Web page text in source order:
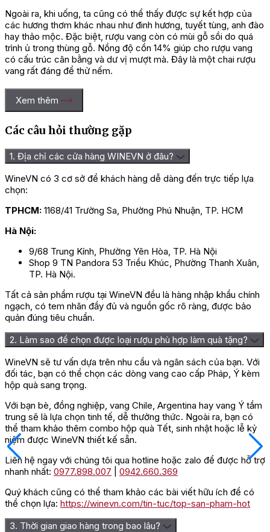
Ngoài ra, khi uống, ta cũng có thể thấy được sự kết hợp của
các hương thơm khác nhau như đinh hương, tuyết tùng, anh đào
hay thảo mộc. Đặc biệt, rượu vang còn có mùi gỗ sồi do quá
trình ủ trong thùng gỗ. Nồng độ cồn 14% giúp cho rượu vang
có cấu trúc cân bằng và dư vị mượt mà. Đây là một chai rượu
vang rất đáng để thử nếm.
Hướng dẫn cách thưởng thức rượu
Chateau La Vignolle Bordeaux
Supérieur
Chateau La Vignolle Bordeaux Supérieur là một loại rượu vang
đặc biệt, yêu cầu người thưởng thức phải có kỹ năng và kiến
thức về rượu vang. Để tận hưởng hương vị tuyệt hảo của nó,
bạn nên kết hợp với các món ăn như thịt đỏ nướng, sườn
nướng, thịt bò hoặc thịt cừu nướng. Nhiệt độ lý tưởng để uống
đặc biệt và những bữa tiệc sang trọng.
Địa chỉ mua rượu Chateau La Vignolle
Bordeaux Supérieur chính hãng, uy
tín
Wine VNlà nơi lựa chọn uy tín nhất khi bạn muốn mua rượu
vang ngoại chất lượng cao tại Việt Nam. Chúng tôi có nhiều
năm kinh nghiệm trong lĩnh vực nhập khẩu và phân phối Rượu
Vang Chateau La Vignolle Bordeaux Supérieur cũng như các
loại rượu vang khác từ nhiều quốc gia.
Quý khách có thể liên hệ với Wine VN qua Hotline
0977.898.007 hoặc 0942.660.369. Hoặc truy cập trực tiếp vào
websitehttps://winevn.com/để được hỗ trợ nhanh nhất.
Khám phá hương vị tinh tế của Rượu Vang Chateau La Vignolle
Bordeaux Supérieur, một tác phẩm nghệ thuật từ vùng
Bordeaux danh tiếng. Với sự hoàn hảo trong mỗi giọt rượu,
Chateau La Vignolle mang đến trải nghiệm thưởng thức hấp dẫn
với hương thơm phức tạp và hương vị độc đáo. Sự kết hợp tinh
vang đẳng cấp, thích hợp để tận hưởng trong những dịp quan
Xem thêm
Các câu hỏi thường gặp
1. Địa chỉ các cửa hàng WINEVN ở đâu?
WineVN có 3 cơ sở để khách hàng dễ dàng đến trực tiếp lựa
chọn:
TPHCM: 1168/41 Trường Sa, Phường Phú Nhuận, TP. HCM
Hà Nội:
9/68 Trung Kính, Phường Yên Hòa, TP. Hà Nội
Shop 9 TN Pandora 53 Triều Khúc, Phường Thanh Xuân,
TP. Hà Nội.
Tất cả sản phẩm rượu tại WineVN đều là hàng nhập khẩu chính
ngạch, có tem nhãn đầy đủ và nguồn gốc rõ ràng, được bảo
quản đúng tiêu chuẩn.
2. Làm sao để chọn được loại rượu phù hợp làm quà tặng?
WineVN sẽ tư vấn dựa trên nhu cầu và ngân sách của bạn. Với
đối tác, bạn có thể chọn các dòng vang cao cấp Pháp, Ý kèm
hộp quà sang trọng.
Với bạn bè, đồng nghiệp, vang Chile, Argentina hay vang Ý tầm
trung sẽ là lựa chọn tinh tế, dễ thưởng thức. Ngoài ra, bạn có
thể tham khảo thêm combo hộp quà Tết, sinh nhật hoặc lễ kỷ
niệm được WineVN thiết kế sẵn.
Liên hệ ngay với chúng tôi qua hotline hoặc zalo để được hỗ trợ
nhanh nhất: 0977.898.007
0942.660.369
Quý khách cũng có thể tham khảo các bài viết hữu ích để có
thể chọn lựa: https://winevn.com/tin-tuc/top-san-pham-hot
3. Thời gian giao hàng trong bao lâu?